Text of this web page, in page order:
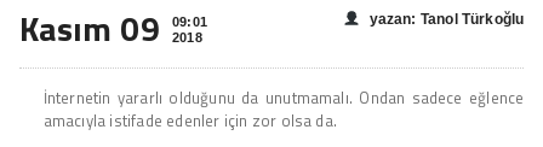
Kasım 09
09:01
2018
yazan: Tanol Türkoğlu
İnternetin yararlı olduğunu da unutmamalı. Ondan sadece eğlence
amacıyla istifade edenler için zor olsa da.